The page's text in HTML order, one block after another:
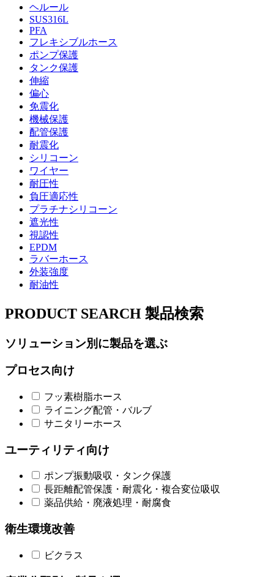
ヘルール
SUS316L
PFA
フレキシブルホース
ポンプ保護
タンク保護
伸縮
偏心
免震化
機械保護
配管保護
耐震化
シリコーン
ワイヤー
耐圧性
負圧適応性
プラチナシリコーン
遮光性
視認性
EPDM
ラバーホース
外装強度
耐油性
PRODUCT SEARCH 製品検索
ソリューション別に製品を選ぶ
プロセス向け
フッ素樹脂ホース
ライニング配管・バルブ
サニタリーホース
ユーティリティ向け
ポンプ振動吸収・タンク保護
長距離配管保護・耐震化・複合変位吸収
薬品供給・廃液処理・耐腐食
衛生環境改善
ビクラス